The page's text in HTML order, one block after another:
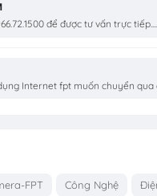
để được tư vấn trực tiếp....
Internet fpt muốn chuyển qua
FPT Công Nghệ